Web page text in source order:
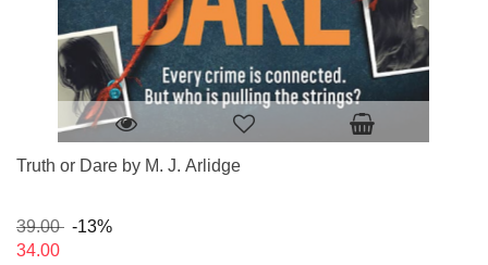
Truth or Dare by M. J. Arlidge
39.00
-13%
34.00